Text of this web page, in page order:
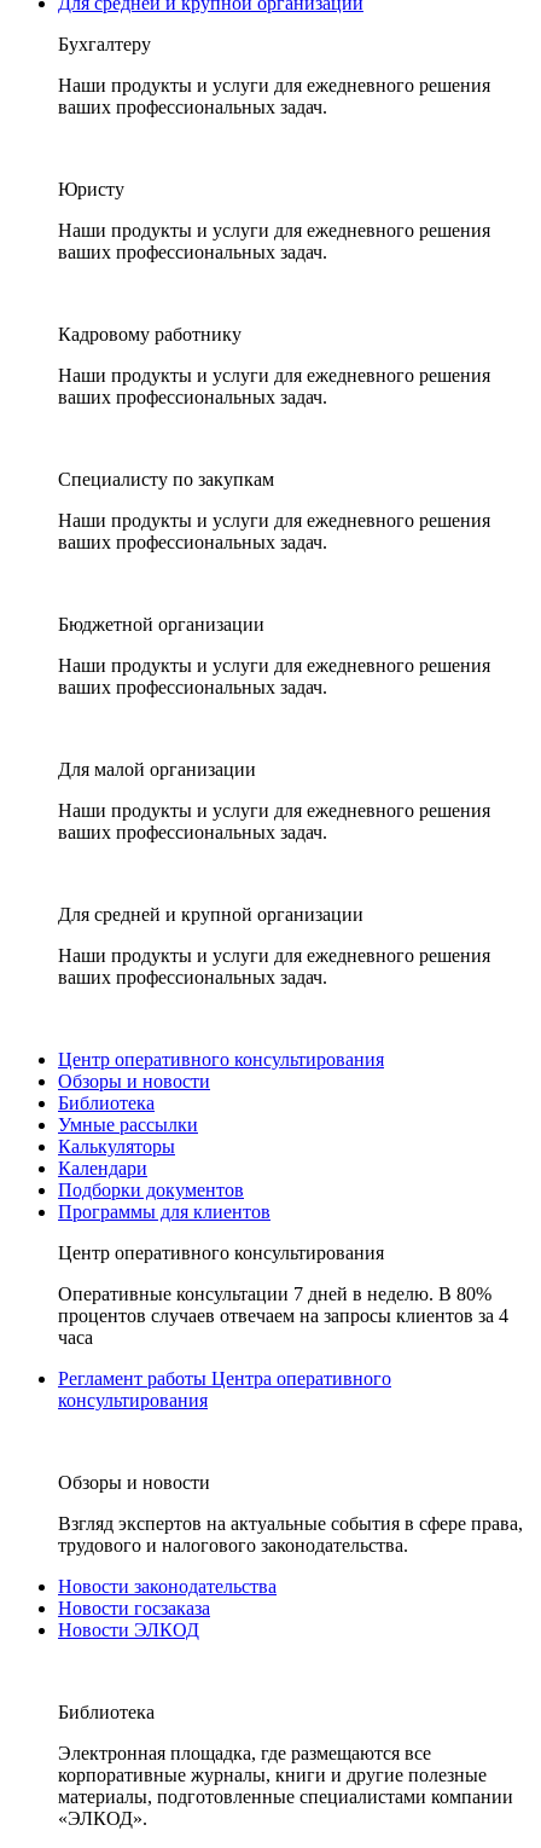
Бухгалтеру
Наши продукты и услуги для ежедневного решения
ваших профессиональных задач.
Юристу
Наши продукты и услуги для ежедневного решения
ваших профессиональных задач.
Кадровому работнику
Наши продукты и услуги для ежедневного решения
ваших профессиональных задач.
Специалисту по закупкам
Наши продукты и услуги для ежедневного решения
ваших профессиональных задач.
Бюджетной организации
Наши продукты и услуги для ежедневного решения
ваших профессиональных задач.
Для малой организации
Наши продукты и услуги для ежедневного решения
ваших профессиональных задач.
Для средней и крупной организации
Наши продукты и услуги для ежедневного решения
ваших профессиональных задач.
Центр оперативного консультирования
Обзоры и новости
Библиотека
Умные рассылки
Калькуляторы
Календари
Подборки документов
Программы для клиентов
Центр оперативного консультирования
Оперативные консультации 7 дней в неделю. В 80%
процентов случаев отвечаем на запросы клиентов за 4
часа
Регламент работы Центра оперативного
консультирования
Обзоры и новости
Взгляд экспертов на актуальные события в сфере права,
трудового и налогового законодательства.
Новости законодательства
Новости госзаказа
Новости ЭЛКОД
Библиотека
Электронная площадка, где размещаются все
корпоративные журналы, книги и другие полезные
материалы, подготовленные специалистами компании
«ЭЛКОД».